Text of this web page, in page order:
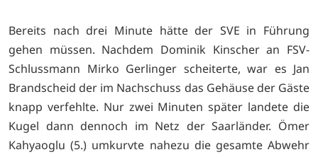
Bereits nach drei Minute hätte der SVE in Führung
gehen müssen. Nachdem Dominik Kinscher an FSV-
Schlussmann Mirko Gerlinger scheiterte, war es Jan
Brandscheid der im Nachschuss das Gehäuse der Gäste
knapp verfehlte. Nur zwei Minuten später landete die
Kugel dann dennoch im Netz der Saarländer. Ömer
Kahyaoglu (5.) umkurvte nahezu die gesamte Abwehr